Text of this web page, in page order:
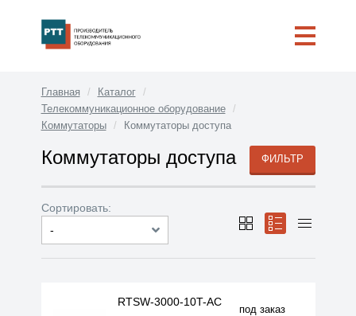
Главная
Каталог
Телекоммуникационное оборудование
Коммутаторы
Коммутаторы доступа
ФИЛЬТР
Коммутаторы доступа
Сортировать:
-
по популярности
сначала дешёвые
сначала дорогие
RTSW-3000-10T-AC
под заказ